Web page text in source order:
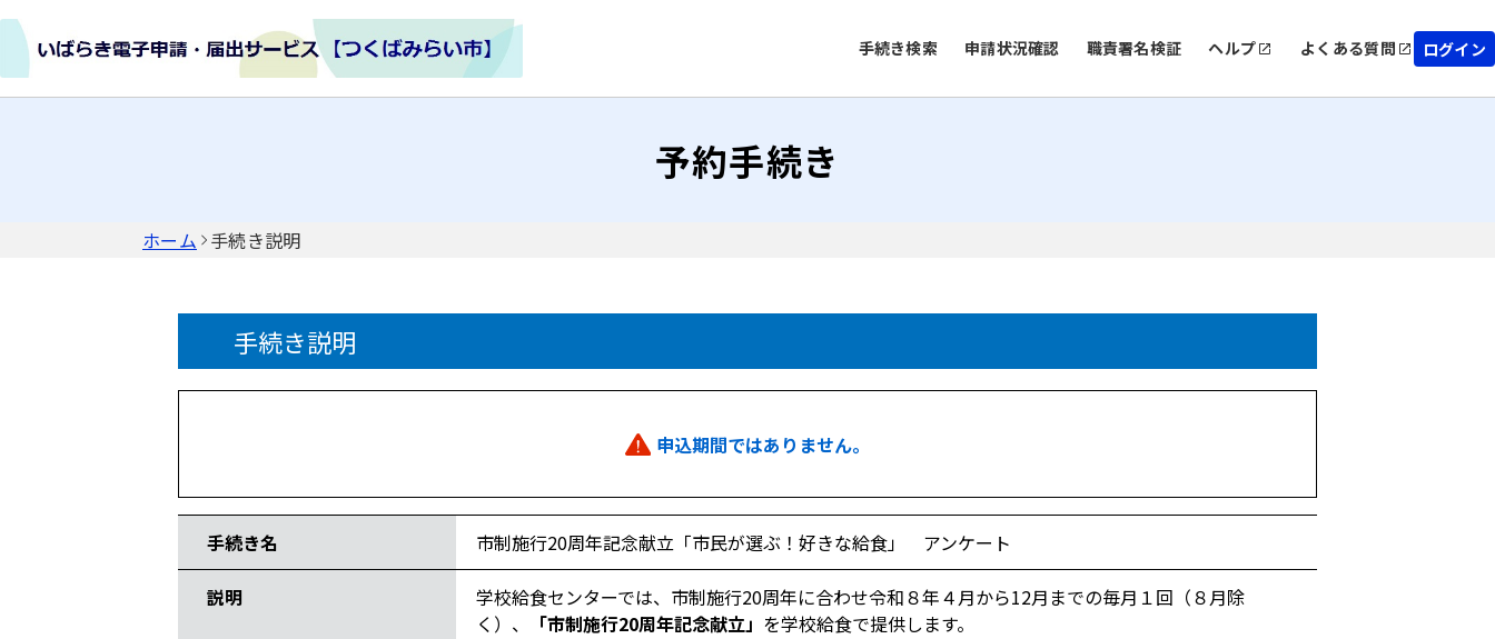
手続き検索 申請状況確認 職責署名検証 ヘルプ よくある質問 ログイン
予約手続き
ホーム 手続き説明
手続き説明
申込期間ではありません。
手続き名 市制施行20周年記念献立「市民が選ぶ！好きな給食」 アンケート
説明
学校給食センターでは、市制施行20周年に合わせ令和８年４月から12月までの毎月１回（８月除
く）、
「市制施行20周年記念献立」 を学校給食で提供します。